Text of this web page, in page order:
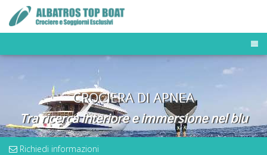
FLOTTA MALDIVE
BUSINESS TRAVELER
NEWS & PRESS
OFFERTE E LAST MINUTE
CROCIERA DI APNEA
Tra ricerca interiore e immersione nel blu
Richiedi informazioni